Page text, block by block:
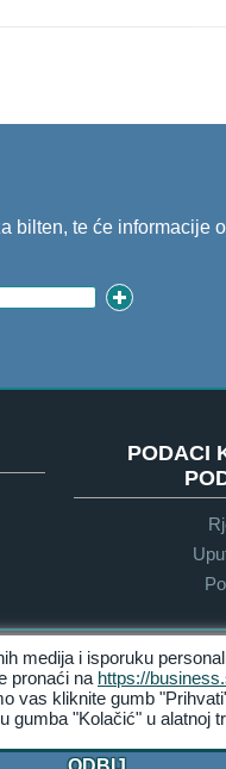
bilten, te će informacije
PODACI
& Odredbe
medija i isporuku
pronaći na https://
vas kliknite gumb
gumba "Kolačić" u alatnoj